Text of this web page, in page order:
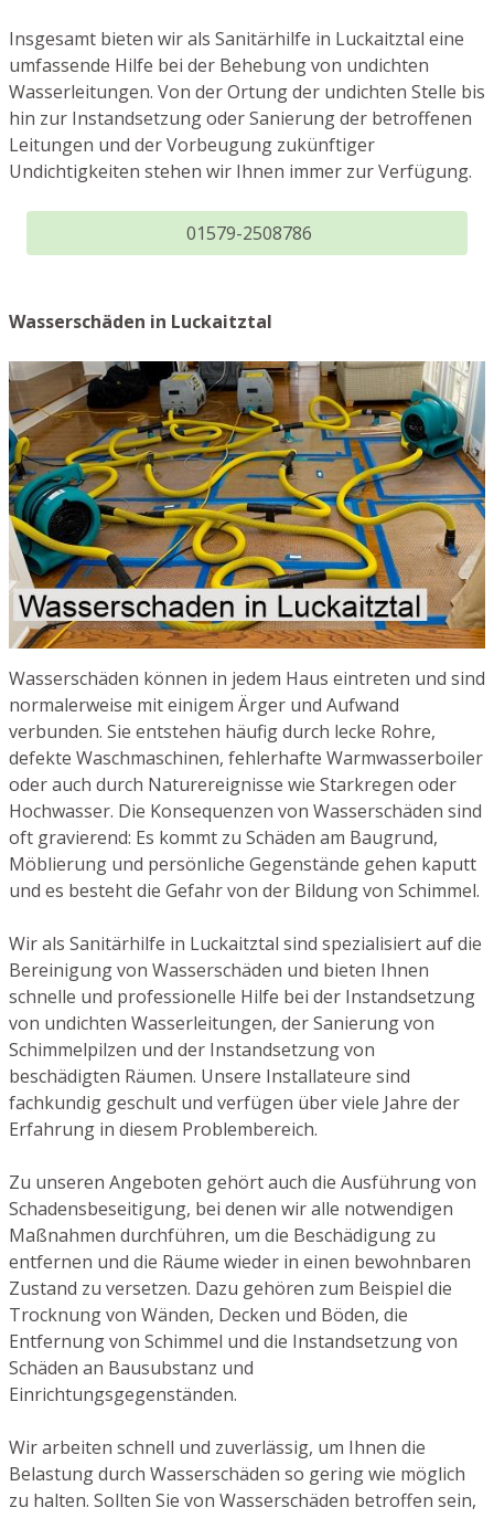
Insgesamt bieten wir als Sanitärhilfe in Luckaitztal eine
umfassende Hilfe bei der Behebung von undichten
Wasserleitungen. Von der Ortung der undichten Stelle bis
hin zur Instandsetzung oder Sanierung der betroffenen
Leitungen und der Vorbeugung zukünftiger
Undichtigkeiten stehen wir Ihnen immer zur Verfügung.
01579-2508786
Wasserschäden in Luckaitztal
Wasserschäden können in jedem Haus eintreten und sind
normalerweise mit einigem Ärger und Aufwand
verbunden. Sie entstehen häufig durch lecke Rohre,
defekte Waschmaschinen, fehlerhafte Warmwasserboiler
oder auch durch Naturereignisse wie Starkregen oder
Hochwasser. Die Konsequenzen von Wasserschäden sind
oft gravierend: Es kommt zu Schäden am Baugrund,
Möblierung und persönliche Gegenstände gehen kaputt
und es besteht die Gefahr von der Bildung von Schimmel.
Wir als Sanitärhilfe in Luckaitztal sind spezialisiert auf die
Bereinigung von Wasserschäden und bieten Ihnen
schnelle und professionelle Hilfe bei der Instandsetzung
von undichten Wasserleitungen, der Sanierung von
Schimmelpilzen und der Instandsetzung von
beschädigten Räumen. Unsere Installateure sind
fachkundig geschult und verfügen über viele Jahre der
Erfahrung in diesem Problembereich.
Zu unseren Angeboten gehört auch die Ausführung von
Schadensbeseitigung, bei denen wir alle notwendigen
Maßnahmen durchführen, um die Beschädigung zu
entfernen und die Räume wieder in einen bewohnbaren
Zustand zu versetzen. Dazu gehören zum Beispiel die
Trocknung von Wänden, Decken und Böden, die
Entfernung von Schimmel und die Instandsetzung von
Schäden an Bausubstanz und
Einrichtungsgegenständen.
Wir arbeiten schnell und zuverlässig, um Ihnen die
Belastung durch Wasserschäden so gering wie möglich
zu halten. Sollten Sie von Wasserschäden betroffen sein,